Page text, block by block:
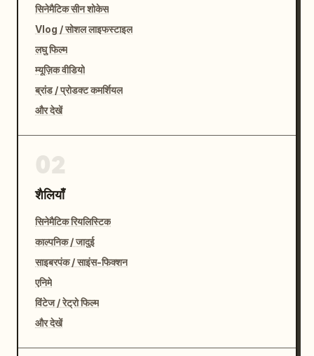
सिनेमैटिक सीन शोकेस
Vlog / सोशल लाइफस्टाइल
लघु फिल्म
म्यूज़िक वीडियो
ब्रांड / प्रोडक्ट कमर्शियल
और देखें
शैलियाँ
सिनेमैटिक रियलिस्टिक
काल्पनिक / जादुई
साइबरपंक / साइंस-फिक्शन
एनिमे
विंटेज / रेट्रो फिल्म
और देखें